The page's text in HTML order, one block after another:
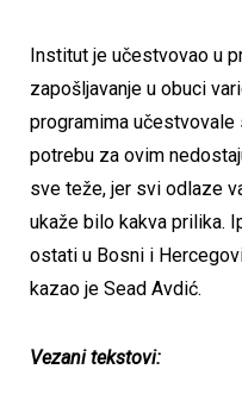
Institut je učestvovao u
zapošljavanje u obuci
programima
potrebu za ovim
sve teže, jer svi odlaze
ukaže bilo kakva prilika.
ostati u Bosni i
kazao je Sead Avdić.
Vezani tekstovi: